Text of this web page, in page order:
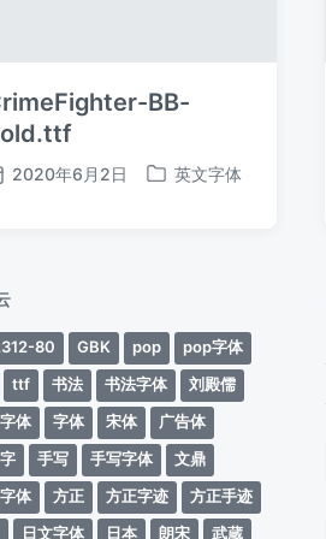
BB-
2020年6月2日
发
英文字体
80 GBK pop
pop字体
ttf
书法 书法字体
刘殿儒
体
字体 宋体
广告体
手写 手写字体
文鼎
体
方正 方正字迹
方正手迹
日文字体 日本 朗宋 武蔵